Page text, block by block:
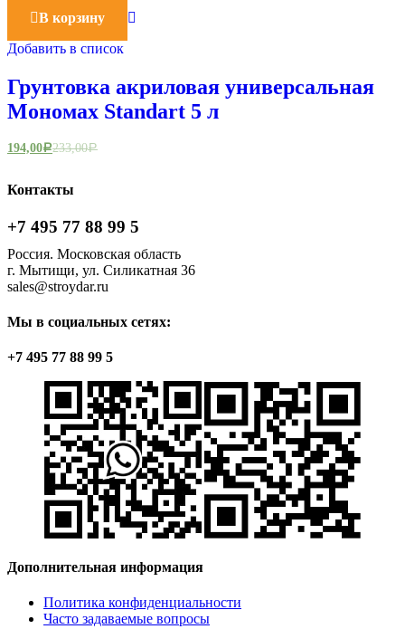
В корзину
Добавить в список
Грунтовка акриловая универсальная
Мономах Standart 5 л
194,00Р233,00Р
Контакты
+7 495 77 88 99 5
Россия. Московская область
г. Мытищи, ул. Силикатная 36
sales@stroydar.ru
Мы в социальных сетях:
+7 495 77 88 99 5
Дополнительная информация
Политика конфиденциальности
Часто задаваемые вопросы